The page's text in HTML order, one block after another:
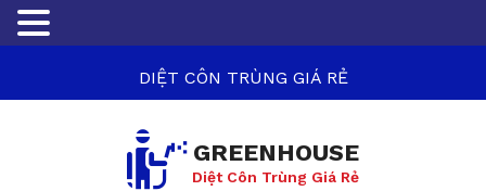
DIỆT CÔN TRÙNG GIÁ RẺ
GREENHOUSE
Diệt Côn Trùng Giá Rẻ